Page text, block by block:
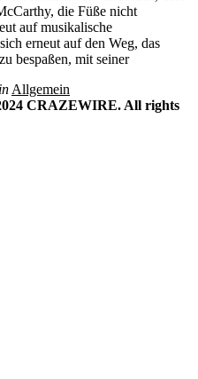
die Füße nicht
auf musikalische
erneut auf den Weg, das
bespaßen, mit seiner
in Allgemein
CRAZEWIRE. All rights